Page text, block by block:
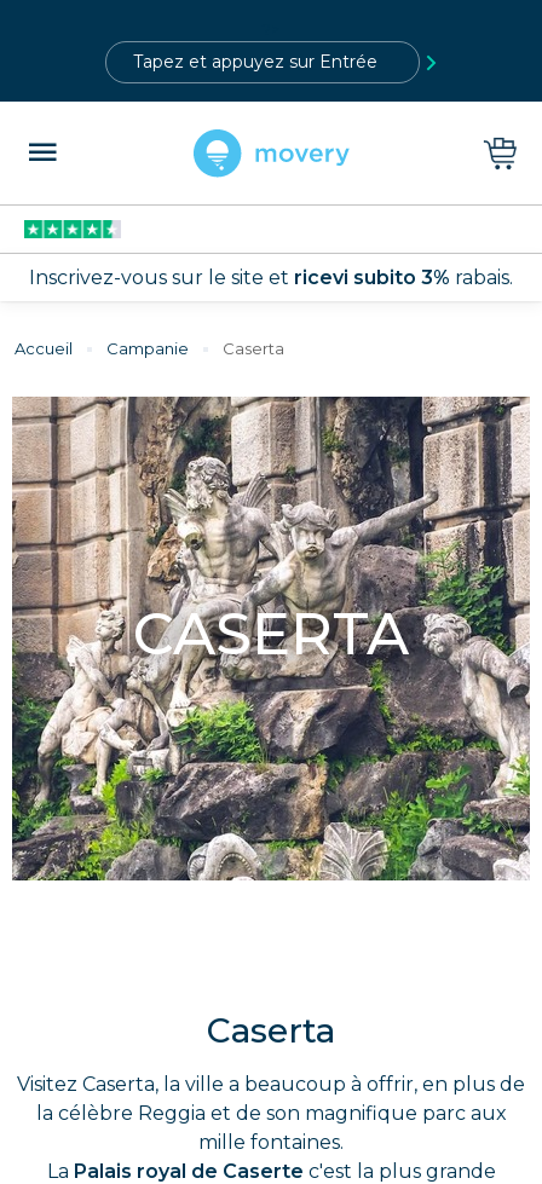
Inscrivez-vous sur le site et ricevi subito 3% rabais.
Accueil Campanie caserta
CASERTA
Caserta
Visitez Caserta, la ville a beaucoup à offrir, en plus de
la célèbre Reggia et de son magnifique parc aux
mille fontaines.
La Palais royal de Caserte c'est la plus grande